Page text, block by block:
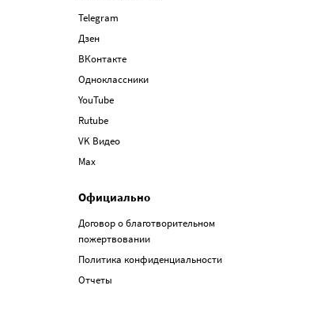
Telegram
Дзен
ВКонтакте
Одноклассники
YouTube
Rutube
VK Видео
Max
Официально
Договор о благотворительном
пожертвовании
Политика конфиденциальности
Отчеты